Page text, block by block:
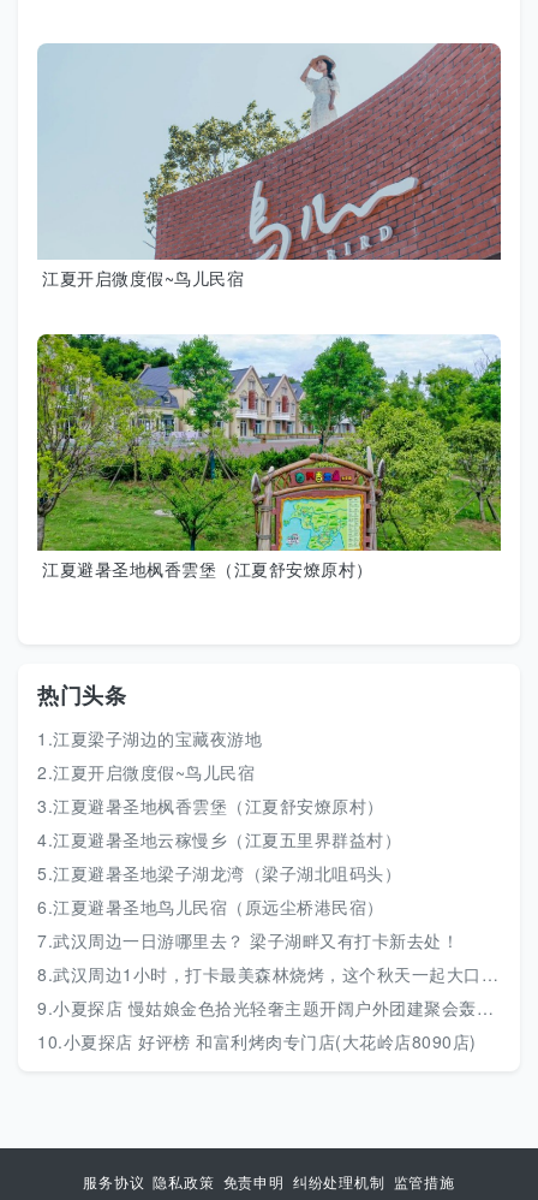
江夏开启微度假~鸟儿民宿
江夏避暑圣地枫香雲堡（江夏舒安燎原村）
热门头条
1.江夏梁子湖边的宝藏夜游地
2.江夏开启微度假~鸟儿民宿
3.江夏避暑圣地枫香雲堡（江夏舒安燎原村）
4.江夏避暑圣地云稼慢乡（江夏五里界群益村）
5.江夏避暑圣地梁子湖龙湾（梁子湖北咀码头）
6.江夏避暑圣地鸟儿民宿（原远尘桥港民宿）
7.武汉周边一日游哪里去？ 梁子湖畔又有打卡新去处！
8.武汉周边1小时，打卡最美森林烧烤，这个秋天一起大口吃肉~20余种食材饮料不限量，还
9.小夏探店 慢姑娘金色拾光轻奢主题开阔户外团建聚会轰趴馆(江夏玉龙岛店)
10.小夏探店 好评榜 和富利烤肉专门店(大花岭店8090店)
服务协议 隐私政策 免责申明 纠纷处理机制 监管措施